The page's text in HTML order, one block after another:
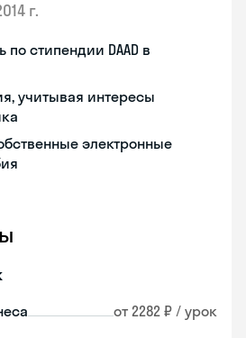
г.
стипендии DAAD в
учитывая интересы
электронные
от 2282 ₽ / урок